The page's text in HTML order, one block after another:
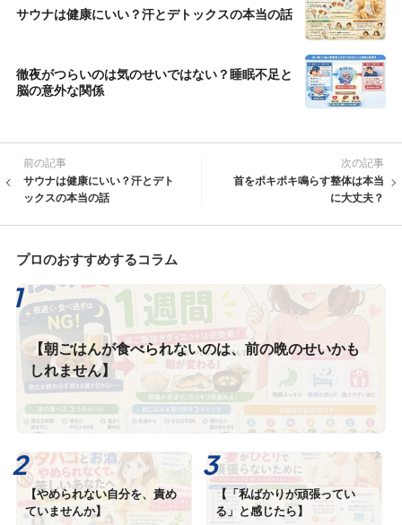
サウナは健康にいい？汗とデトックスの本当の話
徹夜がつらいのは気のせいではない？睡眠不足と
脳の意外な関係
前の記事
サウナは健康にいい？汗とデト
ックスの本当の話
次の記事
首をポキポキ鳴らす整体は本当
に大丈夫？
プロのおすすめするコラム
【朝ごはんが食べられないのは、前の晩のせいかも
しれません】
【やめられない自分を、責め
ていませんか】
【「私ばかりが頑張ってい
る」と感じたら】